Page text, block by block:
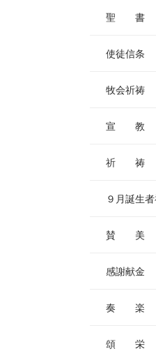
聖 書
使徒信条
牧会祈祷
宣 教
祈 祷
９月誕生
賛 美
感謝献金
奏 楽
頌 栄